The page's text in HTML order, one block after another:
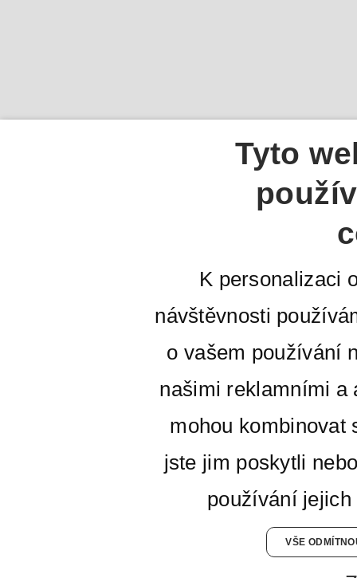
Tyto
K personalizaci
návštěvnosti
o vašem používání
našimi reklamními a
mohou kombinovat
jste jim poskytli
používání
VŠE